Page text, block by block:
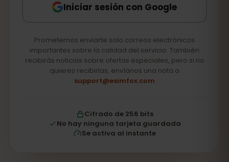
Iniciar sesión con Google
Prometemos enviarte solo correos electrónicos
importantes sobre la calidad del servicio. También
recibirás noticias sobre ofertas especiales, pero si no
quieres recibirlas, envíanos una nota a
support@esimfox.com
Cifrado de 256 bits
No hay ninguna tarjeta guardada
Se activa al instante